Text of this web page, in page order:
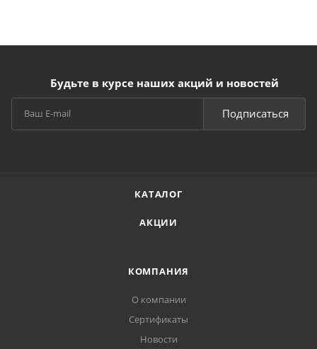
Будьте в курсе наших акций и новостей
Подписаться
КАТАЛОГ
АКЦИИ
КОМПАНИЯ
О компании
Сертификаты
Новости